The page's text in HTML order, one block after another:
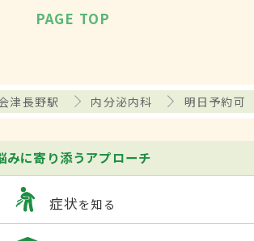
PAGE TOP
津長野駅 内分泌内科 明日予約可
みに寄り添うアプローチ
症状を知る